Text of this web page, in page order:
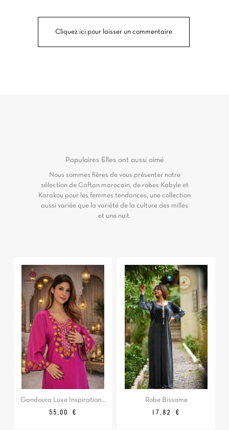
Cliquez ici pour laisser un commentaire
Populaires Elles ont aussi aimé
Nous sommes fières de vous présenter notre
sélection de Caftan marocain, de robes Kabyle et
Karakou pour les femmes tendances, une collection
aussi variée que la variété de la culture des milles
et une nuit.
Gandoura Luxe Inspiration...
Prix
55,00 €
Robe Bissame
Prix
Prix
17,82 €